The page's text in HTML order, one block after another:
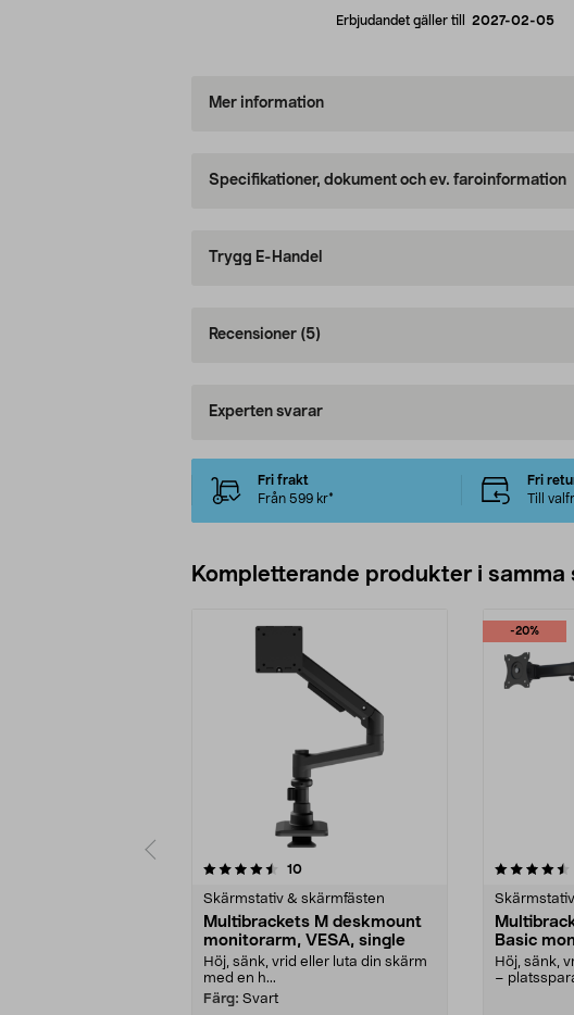
Erbjudandet gäller till 2027-02-05
Mer information
Specifikationer, dokument och ev. faroinformation
Trygg E-Handel
Recensioner (5)
Experten svarar
Fri frakt
Från 599 kr*
Fri
Till
Kompletterande produkter i samma
10recensioner
Skärmstativ & skärmfästen
Multibrackets M deskmount
monitorarm, VESA, single
Höj, sänk, vrid eller luta din skärm
med en h...
Färg: Svart
-20%
4.5av 5 stjärnor
Basic
dual
Höj, sänk,
–